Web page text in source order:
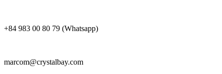
+84 983 00 80 79 (Whatsapp)
marcom@crystalbay.com